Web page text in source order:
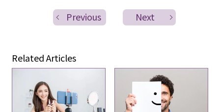
Previous Next
Related Articles